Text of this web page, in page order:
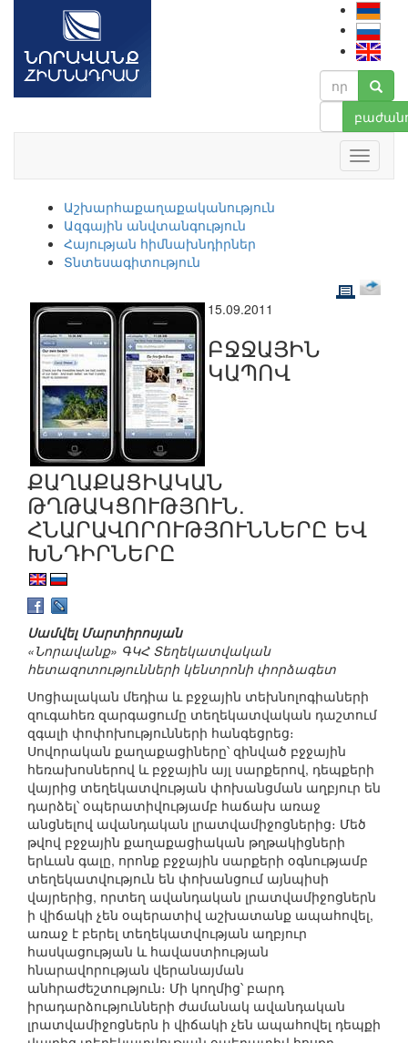
Աշխարհաքաղաքականություն
Ազգային անվտանգություն
Հայության հիմնախնդիրներ
Տնտեսագիտություն
15.09.2011
ԲՋՋԱՅԻՆ
ԿԱՊՈՎ
ՔԱՂԱՔԱՑԻԱԿԱՆ
ԹՂԹԱԿՑՈՒԹՅՈՒՆ.
ՀՆԱՐԱՎՈՐՈՒԹՅՈՒՆՆԵՐԸ ԵՎ
ԽՆԴԻՐՆԵՐԸ
Սամվել Մարտիրոսյան
«Նորավանք» ԳԿՀ Տեղեկատվական
հետազոտությունների կենտրոնի փորձագետ
Սոցիալական մեդիա և բջջային տեխնոլոգիաների
զուգահեռ զարգացումը տեղեկատվական դաշտում
զգալի փոփոխությունների հանգեցրեց։
Սովորական քաղաքացիները՝ զինված բջջային
հեռախոսներով և բջջային այլ սարքերով, դեպքերի
վայրից տեղեկատվության փոխանցման աղբյուր են
դարձել՝ օպերատիվությամբ հաճախ առաջ
անցնելով ավանդական լրատվամիջոցներից։ Մեծ
թվով բջջային քաղաքացիական թղթակիցների
երևան գալը, որոնք բջջային սարքերի օգնությամբ
տեղեկատվություն են փոխանցում այնպիսի
վայրերից, որտեղ ավանդական լրատվամիջոցներն
ի վիճակի չեն օպերատիվ աշխատանք ապահովել,
առաջ է բերել տեղեկատվության աղբյուր
հասկացության և հավաստիության
հնարավորության վերանայման
անհրաժեշտություն։ Մի կողմից՝ բարդ
իրադարձությունների ժամանակ ավանդական
լրատվամիջոցներն ի վիճակի չեն ապահովել դեպքի